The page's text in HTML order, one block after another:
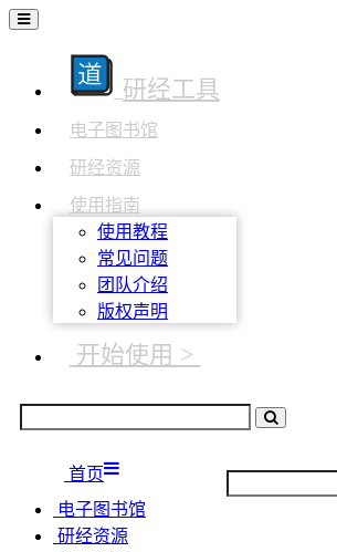
研经工具
电子图书馆
研经资源
使用指南
使用教程
常见问题
团队介绍
版权声明
开始使用 >
首页
电子图书馆
研经资源